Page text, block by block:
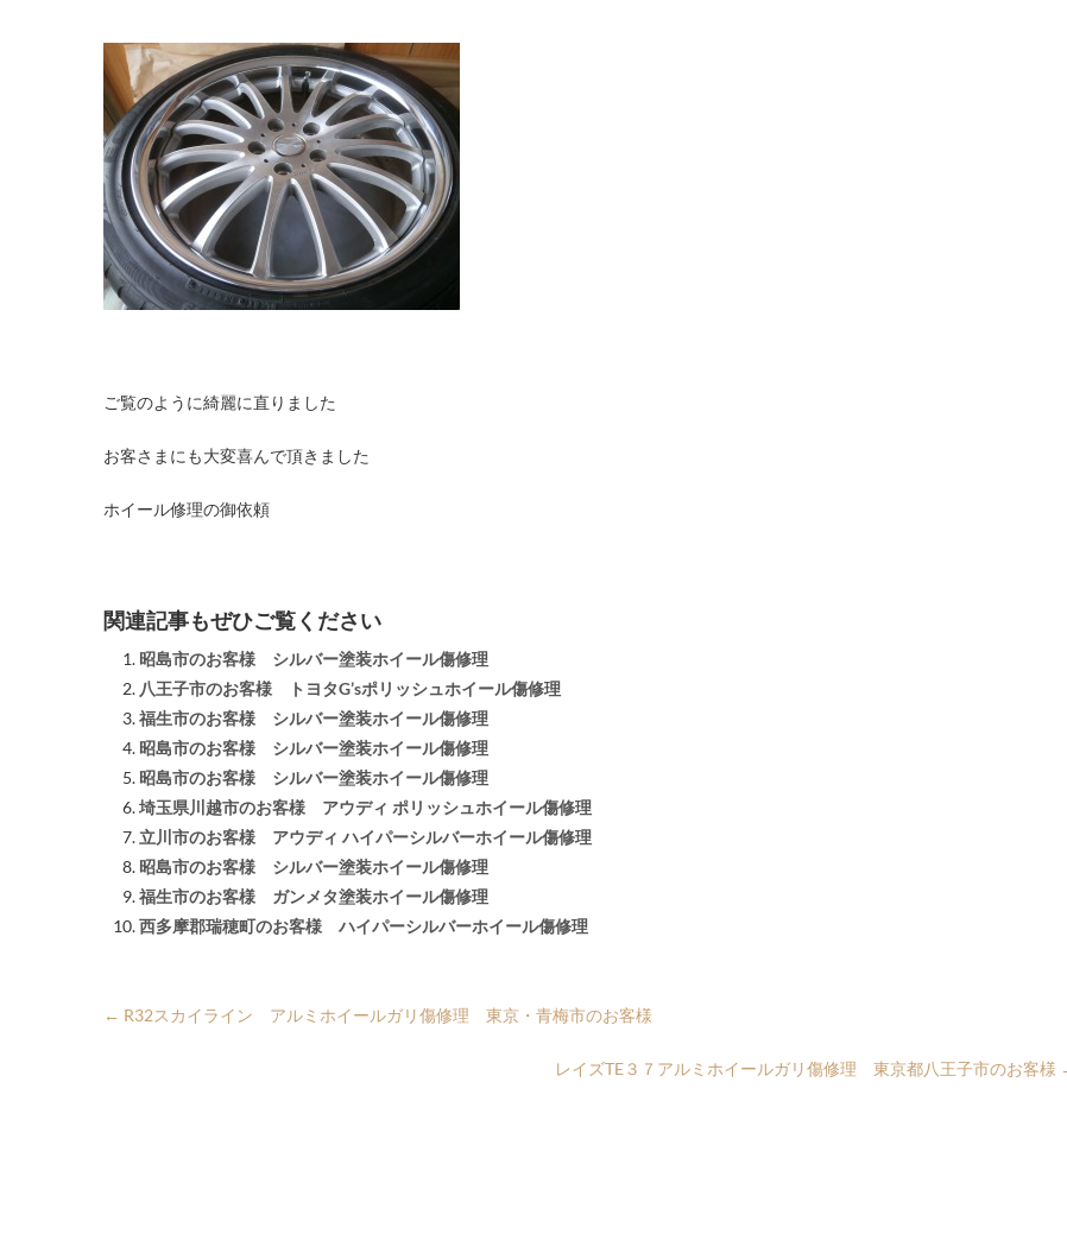
ご覧のように綺麗に直りました
お客さまにも大変喜んで頂きました
ホイール修理の御依頼
関連記事もぜひご覧ください
昭島市のお客様 シルバー塗装ホイール傷修理
八王子市のお客様 トヨタG’sポリッシュホイール傷修理
福生市のお客様 シルバー塗装ホイール傷修理
昭島市のお客様 シルバー塗装ホイール傷修理
昭島市のお客様 シルバー塗装ホイール傷修理
埼玉県川越市のお客様 アウディ ポリッシュホイール傷修理
立川市のお客様 アウディ ハイパーシルバーホイール傷修理
昭島市のお客様 シルバー塗装ホイール傷修理
福生市のお客様 ガンメタ塗装ホイール傷修理
西多摩郡瑞穂町のお客様 ハイパーシルバーホイール傷修理
← R32スカイライン アルミホイールガリ傷修理 東京・青梅市のお客様
レイズTE３７アルミホイールガリ傷修理 東京都八王子市のお客様